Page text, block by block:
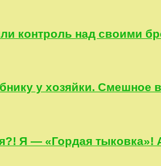
контроль над своими
у хозяйки. Смешное
Я — «Гордая тыковка»!